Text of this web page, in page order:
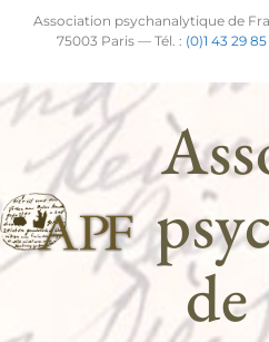
Association psychanalytique de
75003 Paris — Tél. : (0)1 43 29 85